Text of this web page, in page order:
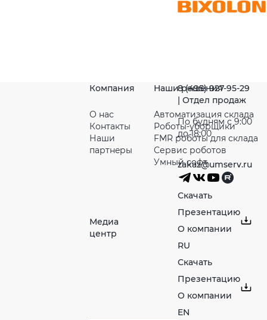
Компания
О нас
Контакты
Наши
партнeры
Медиа
центр
Наши решения
Автоматизация склада
Роботы-уборщики
FMR роботы для склада
Сервис роботов
Умный софт
8 (495) 927-95-29
| Отдел продаж
По будням с 9:00
до 18:00
zakaz@umserv.ru
Скачать
Презентацию
О компании
RU
Скачать
Презентацию
О компании
EN